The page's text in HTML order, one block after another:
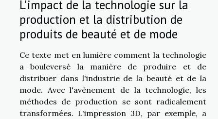
L'impact de la technologie sur la
production et la distribution de
produits de beauté et de mode
Ce texte met en lumière comment la technologie
a bouleversé la manière de produire et de
distribuer dans l'industrie de la beauté et de la
mode. Avec l'avènement de la technologie, les
méthodes de production se sont radicalement
transformées. L'impression 3D, par exemple, a